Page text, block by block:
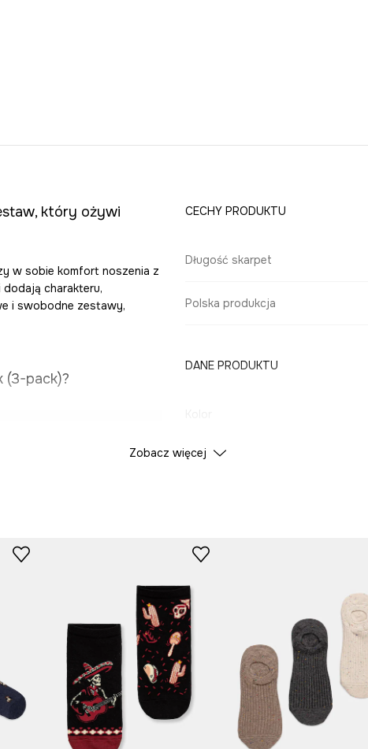
który ożywi
w sobie komfort noszenia z
charakteru,
i swobodne zestawy,
(3-pack)?
garderoby,
oryginalności
CECHY PRODUKTU
Długość skarpet
Polska produkcja
DANE PRODUKTU
ID Produktu
Zobacz więcej